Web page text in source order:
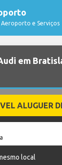
e Serviços
em
ALUGUER
local